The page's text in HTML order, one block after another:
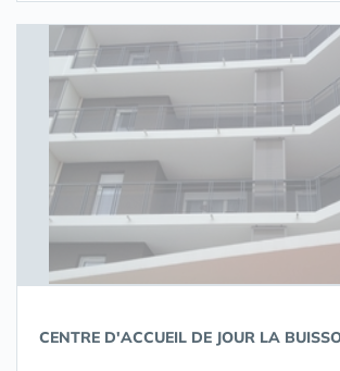
CENTRE D'ACCUEIL DE JOUR LA